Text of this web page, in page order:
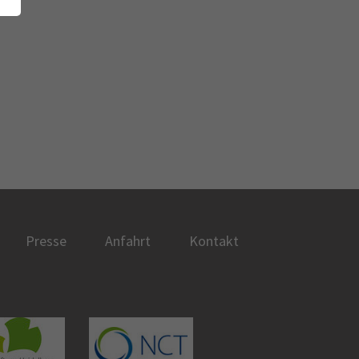
Presse Anfahrt Kontakt